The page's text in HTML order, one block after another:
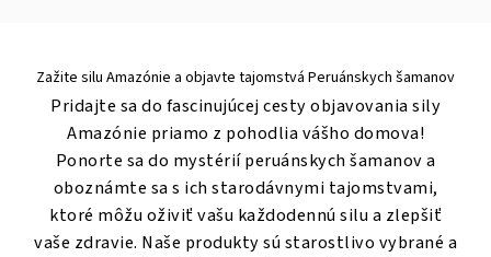
Zažite silu Amazónie a objavte tajomstvá Peruánskych šamanov
Pridajte sa do fascinujúcej cesty objavovania sily
Amazónie priamo z pohodlia vášho domova!
Ponorte sa do mystérií peruánskych šamanov a
oboznámte sa s ich starodávnymi tajomstvami,
ktoré môžu oživiť vašu každodennú silu a zlepšiť
vaše zdravie. Naše produkty sú starostlivo vybrané a